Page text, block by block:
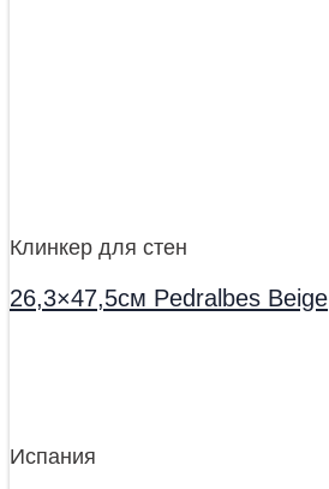
Клинкер для стен
26,3×47,5см Pedralbes Beige
Испания